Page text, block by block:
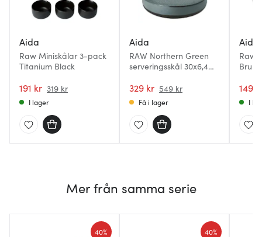
Aida
Raw Miniskålar 3-pack
Titanium Black
191 kr 319 kr
I lager
Aida
RAW Northern Green
serveringsskål 30x6,4
329 kr 549 kr
Få i lager
Aida
Raw
Brun
149
I
Mer från samma serie
40% 40%